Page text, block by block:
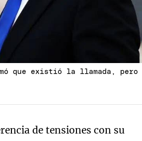
que existió la llamada, pero
de tensiones con su